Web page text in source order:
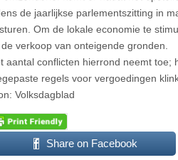
de jaarlijkse parlementszitting in
Om de lokale economie te
de verkoop van onteigende gronden.
aantal conflicten hierrond neemt
regels voor vergoedingen
Volksdagblad
Share on Facebook